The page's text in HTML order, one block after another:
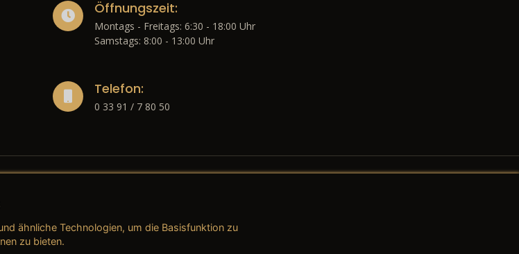
Öffnungszeit:
Montags - Freitags: 6:30 - 18:00 Uhr
Samstags: 8:00 - 13:00 Uhr
Telefon:
0 33 91 / 7 80 50
AGB (Neuwagen)
→ AGB (Teile & Zubehör)
ähnliche Technologien, um die Basisfunktion zu
zu bieten.